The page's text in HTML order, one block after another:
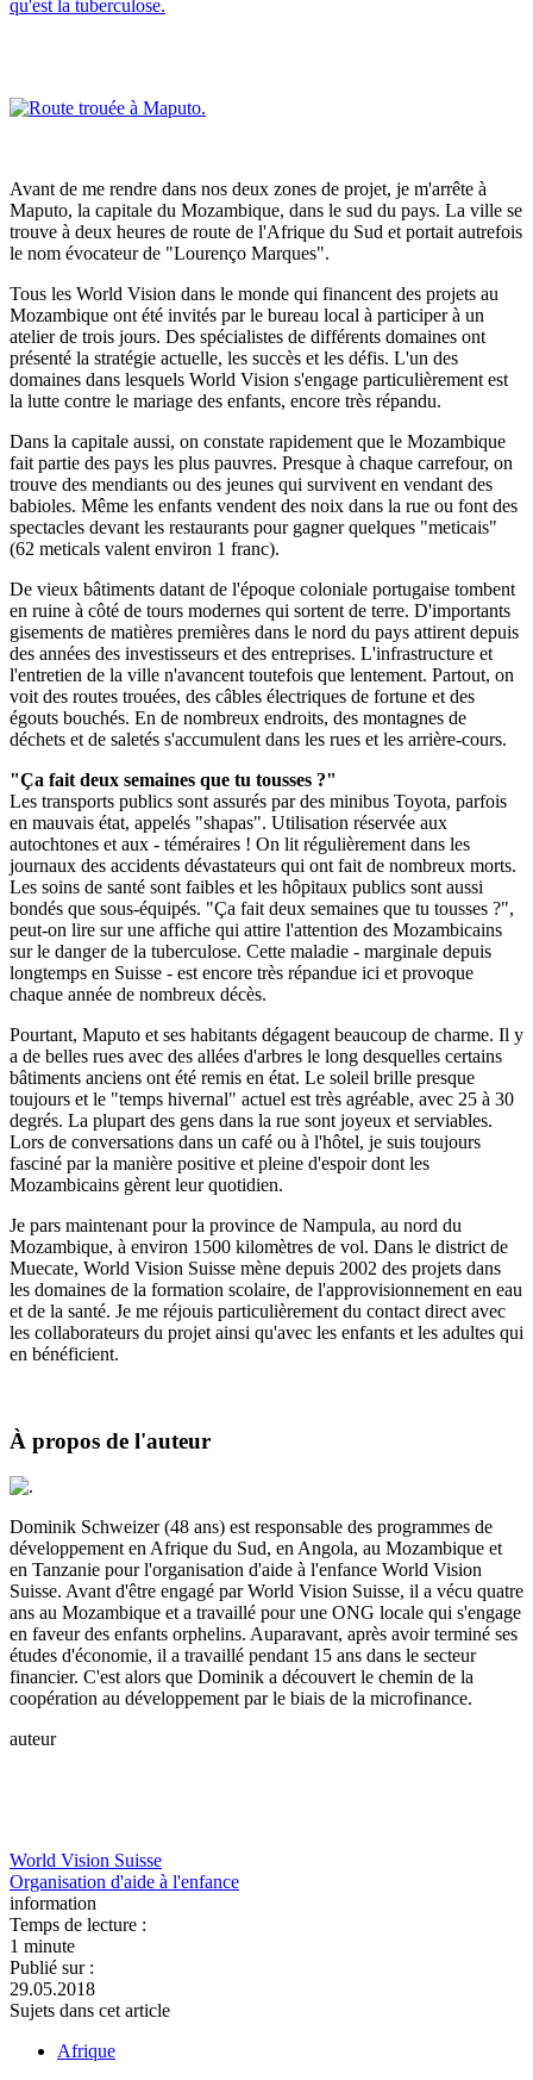
Avant de me rendre dans nos deux zones de projet, je m'arrête à
Maputo, la capitale du Mozambique, dans le sud du pays. La ville se
trouve à deux heures de route de l'Afrique du Sud et portait autrefois
le nom évocateur de "Lourenço Marques".
Tous les World Vision dans le monde qui financent des projets au
Mozambique ont été invités par le bureau local à participer à un
atelier de trois jours. Des spécialistes de différents domaines ont
présenté la stratégie actuelle, les succès et les défis. L'un des
domaines dans lesquels World Vision s'engage particulièrement est
la lutte contre le mariage des enfants, encore très répandu.
Dans la capitale aussi, on constate rapidement que le Mozambique
fait partie des pays les plus pauvres. Presque à chaque carrefour, on
trouve des mendiants ou des jeunes qui survivent en vendant des
babioles. Même les enfants vendent des noix dans la rue ou font des
spectacles devant les restaurants pour gagner quelques "meticais"
(62 meticals valent environ 1 franc).
De vieux bâtiments datant de l'époque coloniale portugaise tombent
en ruine à côté de tours modernes qui sortent de terre. D'importants
gisements de matières premières dans le nord du pays attirent depuis
des années des investisseurs et des entreprises. L'infrastructure et
l'entretien de la ville n'avancent toutefois que lentement. Partout, on
voit des routes trouées, des câbles électriques de fortune et des
égouts bouchés. En de nombreux endroits, des montagnes de
déchets et de saletés s'accumulent dans les rues et les arrière-cours.
"Ça fait deux semaines que tu tousses ?"
Les transports publics sont assurés par des minibus Toyota, parfois
en mauvais état, appelés "shapas". Utilisation réservée aux
autochtones et aux - téméraires ! On lit régulièrement dans les
journaux des accidents dévastateurs qui ont fait de nombreux morts.
Les soins de santé sont faibles et les hôpitaux publics sont aussi
bondés que sous-équipés. "Ça fait deux semaines que tu tousses ?",
peut-on lire sur une affiche qui attire l'attention des Mozambicains
sur le danger de la tuberculose. Cette maladie - marginale depuis
longtemps en Suisse - est encore très répandue ici et provoque
chaque année de nombreux décès.
Pourtant, Maputo et ses habitants dégagent beaucoup de charme. Il y
a de belles rues avec des allées d'arbres le long desquelles certains
bâtiments anciens ont été remis en état. Le soleil brille presque
toujours et le "temps hivernal" actuel est très agréable, avec 25 à 30
degrés. La plupart des gens dans la rue sont joyeux et serviables.
Lors de conversations dans un café ou à l'hôtel, je suis toujours
fasciné par la manière positive et pleine d'espoir dont les
Mozambicains gèrent leur quotidien.
Je pars maintenant pour la province de Nampula, au nord du
Mozambique, à environ 1500 kilomètres de vol. Dans le district de
Muecate, World Vision Suisse mène depuis 2002 des projets dans
les domaines de la formation scolaire, de l'approvisionnement en eau
et de la santé. Je me réjouis particulièrement du contact direct avec
les collaborateurs du projet ainsi qu'avec les enfants et les adultes qui
en bénéficient.
À propos de l'auteur
Dominik Schweizer (48 ans) est responsable des programmes de
développement en Afrique du Sud, en Angola, au Mozambique et
en Tanzanie pour l'organisation d'aide à l'enfance World Vision
Suisse. Avant d'être engagé par World Vision Suisse, il a vécu quatre
ans au Mozambique et a travaillé pour une ONG locale qui s'engage
en faveur des enfants orphelins. Auparavant, après avoir terminé ses
études d'économie, il a travaillé pendant 15 ans dans le secteur
financier. C'est alors que Dominik a découvert le chemin de la
coopération au développement par le biais de la microfinance.
auteur
World Vision Suisse
Organisation d'aide à l'enfance
information
Temps de lecture :
1 minute
Publié sur :
29.05.2018
Sujets dans cet article
Afrique